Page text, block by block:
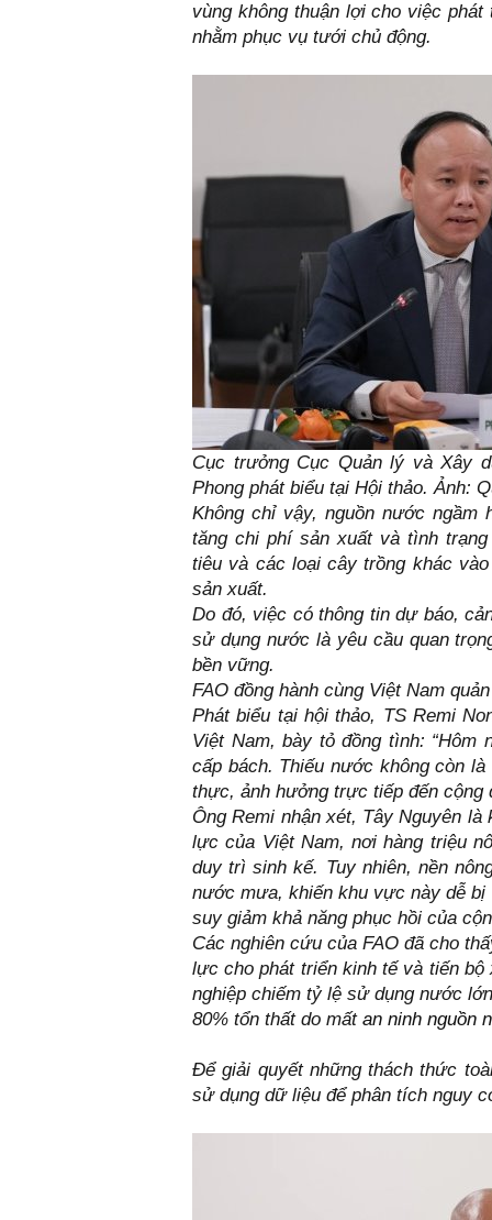
vùng không thuận lợi cho việc
nhằm phục vụ tưới chủ động.
Cục trưởng Cục Quản lý và Xây
Phong phát biểu tại Hội thảo. Ảnh:
Không chỉ vậy, nguồn nước ngầm
tăng chi phí sản xuất và tình
tiêu và các loại cây trồng khác
sản xuất.
Do đó, việc có thông tin dự báo,
sử dụng nước là yêu cầu quan
bền vững.
FAO đồng hành cùng Việt Nam
Phát biểu tại hội thảo, TS Remi
Việt Nam, bày tỏ đồng tình:
cấp bách. Thiếu nước không còn
thực, ảnh hưởng trực tiếp đến cộng
Ông Remi nhận xét, Tây Nguyên
lực của Việt Nam, nơi hàng triệu
duy trì sinh kế. Tuy nhiên, nền
nước mưa, khiến khu vực này dễ
suy giảm khả năng phục hồi của
Các nghiên cứu của FAO đã cho
lực cho phát triển kinh tế và tiến
nghiệp chiếm tỷ lệ sử dụng nước
80% tổn thất do mất an ninh nguồn
Để giải quyết những thách thức
sử dụng dữ liệu để phân tích nguy